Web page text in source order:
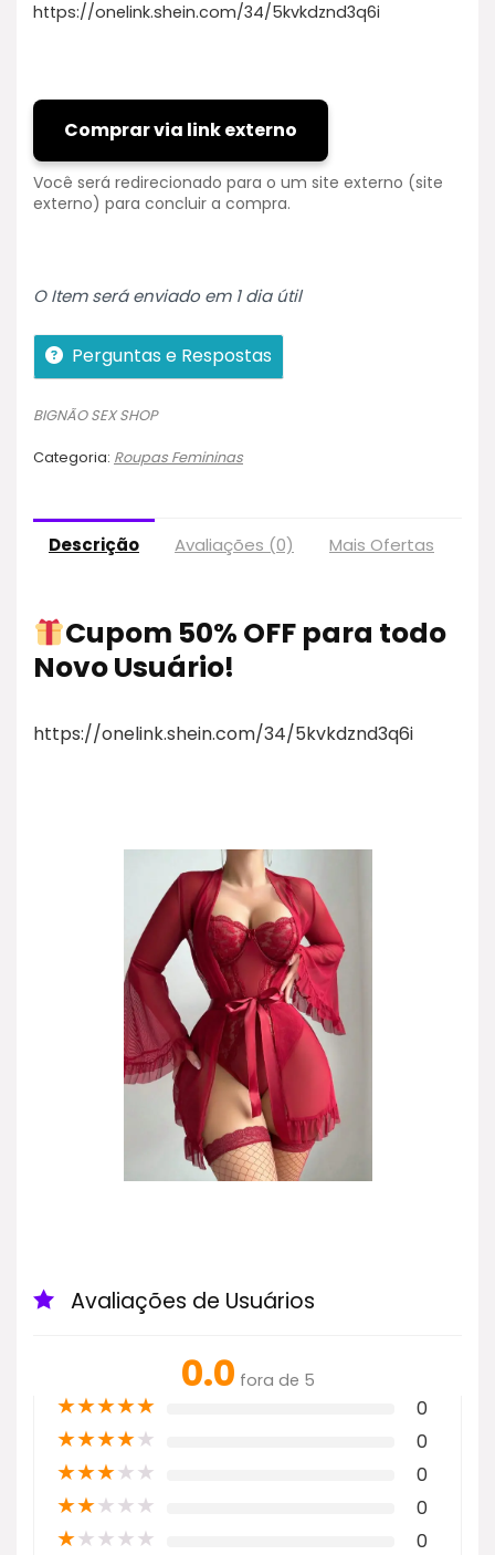
https://onelink.shein.com/34/5kvkdznd3q6i
Comprar via link externo
Você será redirecionado para o um site externo (site
externo) para concluir a compra.
O Item será enviado em 1 dia útil
Perguntas e Respostas
BIGNÃO SEX SHOP
Categoria: Roupas Femininas
Descrição Avaliações (0) Mais Ofertas
Cupom 50% OFF para todo
Novo Usuário!
https://onelink.shein.com/34/5kvkdznd3q6i
Avaliações de Usuários
0.0 fora de 5
★★★★★ 0
★★★★★ 0
★★★★★ 0
★★★★★ 0
★★★★★ 0